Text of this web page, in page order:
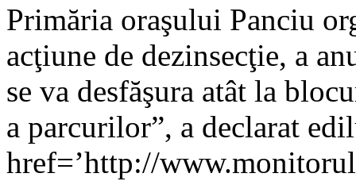
Primăria oraşului Panciu
acţiune de dezinsecţie, a
se va desfăşura atât la
a parcurilor”, a declarat
href=’http://